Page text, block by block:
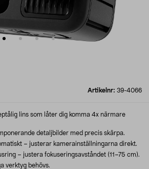
Artikelnr: 39-4066
lins som låter dig komma 4x närmare
detaljbilder med precis skärpa.
– justerar kamerainställningarna direkt.
– justera fokuseringsavståndet (11–75 cm).
verktyg behövs.